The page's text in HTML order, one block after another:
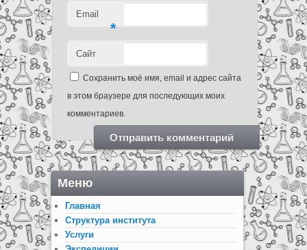
Email
*
Сайт
Сохранить моё имя, email и адрес сайта
в этом браузере для последующих моих
комментариев.
Меню
Главная
Структура института
Услуги